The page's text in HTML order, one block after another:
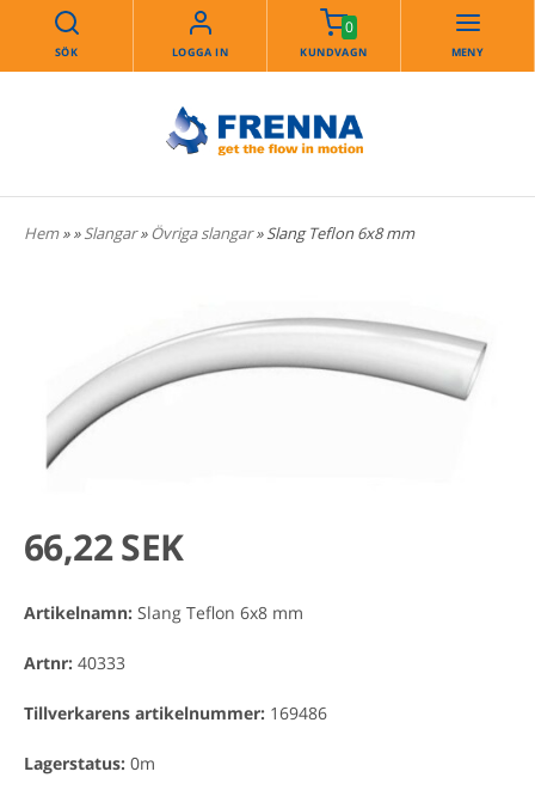
SÖK LOGGA IN
0
KUNDVAGN MENY
Hem»»Slangar»Övriga slangar» Slang Teflon 6x8 mm
66,22 SEK
Artikelnamn: Slang Teflon 6x8 mm
Artnr: 40333
Tillverkarens artikelnummer: 169486
Lagerstatus: 0m